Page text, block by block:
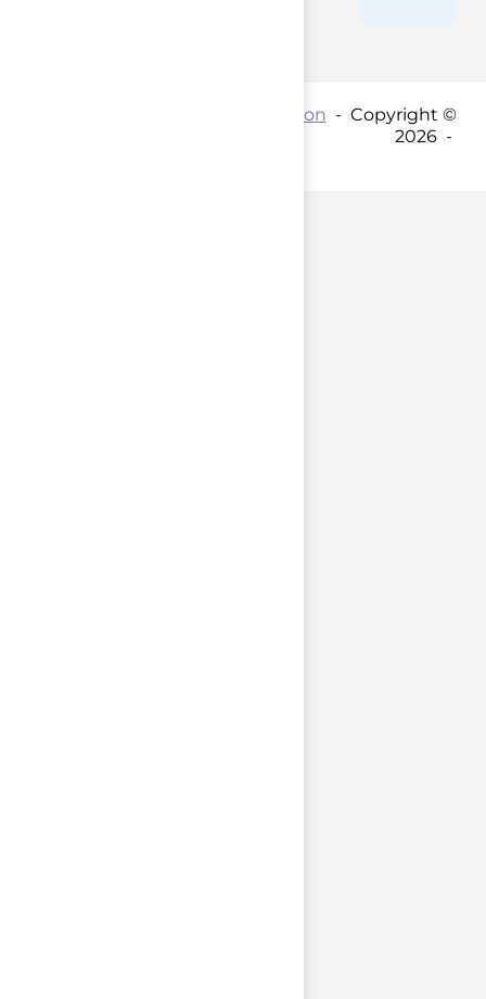
Coordination - Copyright ©
2026 -